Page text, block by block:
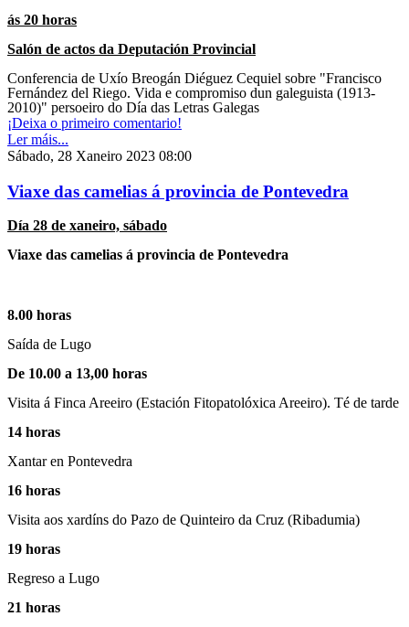
ás 20 horas
Salón de actos da Deputación Provincial
Conferencia de Uxío Breogán Diéguez Cequiel sobre "Francisco
Fernández del Riego. Vida e compromiso dun galeguista (1913-
2010)" persoeiro do Día das Letras Galegas
¡Deixa o primeiro comentario!
Ler máis...
Sábado, 28 Xaneiro 2023 08:00
Viaxe das camelias á provincia de Pontevedra
Día 28 de xaneiro, sábado
Viaxe das camelias á provincia de Pontevedra
8.00 horas
Saída de Lugo
De 10.00 a 13,00 horas
Visita á Finca Areeiro (Estación Fitopatolóxica Areeiro). Té de tarde
14 horas
Xantar en Pontevedra
16 horas
Visita aos xardíns do Pazo de Quinteiro da Cruz (Ribadumia)
19 horas
Regreso a Lugo
21 horas